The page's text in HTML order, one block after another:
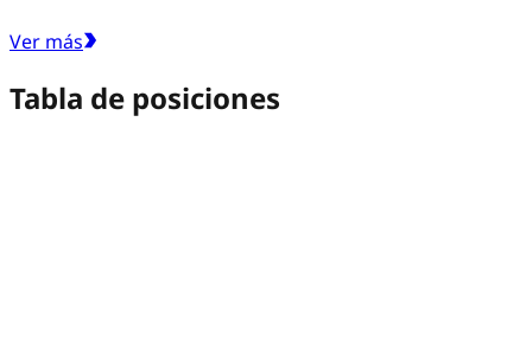
Ver más
Tabla de posiciones